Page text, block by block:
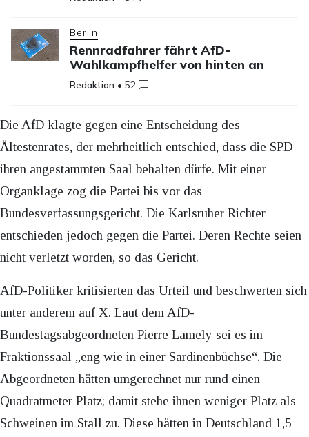
Berlin
Rennradfahrer fährt AfD-
Wahlkampfhelfer von hinten an
Redaktion •52
Die AfD klagte gegen eine Entscheidung des
Ältestenrates, der mehrheitlich entschied, dass die SPD
ihren angestammten Saal behalten dürfe. Mit einer
Organklage zog die Partei bis vor das
Bundesverfassungsgericht. Die Karlsruher Richter
entschieden jedoch gegen die Partei. Deren Rechte seien
nicht verletzt worden, so das Gericht.
AfD-Politiker kritisierten das Urteil und beschwerten sich
unter anderem auf X. Laut dem AfD-
Bundestagsabgeordneten Pierre Lamely sei es im
Fraktionssaal „eng wie in einer Sardinenbüchse“. Die
Abgeordneten hätten umgerechnet nur rund einen
Quadratmeter Platz; damit stehe ihnen weniger Platz als
Schweinen im Stall zu. Diese hätten in Deutschland 1,5